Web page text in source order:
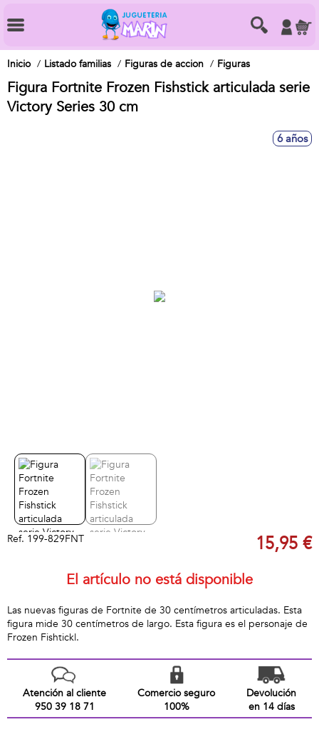
Inicio Listado familias Figuras de accion Figuras
Figura Fortnite Frozen Fishstick articulada serie
Victory Series 30 cm
6 años
Ref. 199-829FNT 15,95 €
El artículo no está disponible
Las nuevas figuras de Fortnite de 30 centímetros articuladas. Esta
figura mide 30 centímetros de largo. Esta figura es el personaje de
Frozen Fishtickl.
Atención al cliente
950 39 18 71
Comercio seguro
100%
Devolución
en 14 días